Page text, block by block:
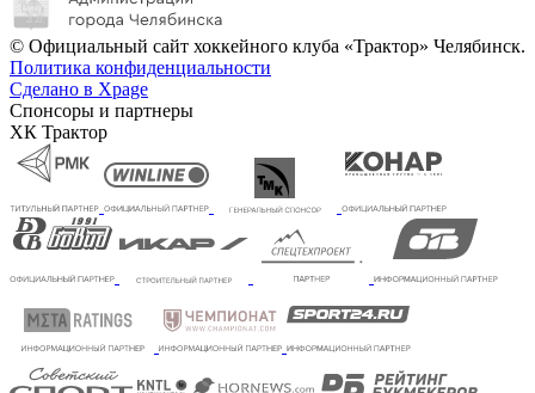
© Официальный сайт хоккейного клуба «Трактор» Челябинск.
Политика конфиденциальности
Сделано в Xpage
Спонсоры и партнеры
ХК Трактор